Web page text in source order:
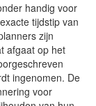
handig voor
tijdstip van
zijn
afgaat op het
ingenomen. De
voor